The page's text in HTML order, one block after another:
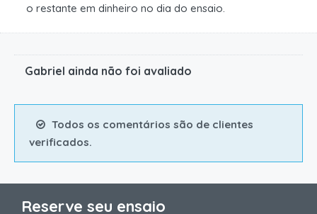
o restante em dinheiro no dia do ensaio.
Gabriel ainda não foi avaliado
Todos os comentários são de clientes
verificados.
Reserve seu ensaio